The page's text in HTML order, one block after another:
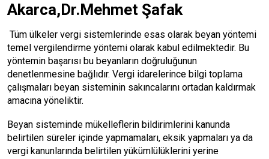
Akarca,Dr.Mehmet Şafak
Tüm ülkeler vergi sistemlerinde esas olarak beyan yöntemi
temel vergilendirme yöntemi olarak kabul edilmektedir. Bu
yöntemin başarısı bu beyanların doğruluğunun
denetlenmesine bağlıdır. Vergi idarelerince bilgi toplama
çalışmaları beyan sisteminin sakıncalarını ortadan kaldırmak
amacına yöneliktir.
Beyan sisteminde mükelleflerin bildirimlerini kanunda
belirtilen süreler içinde yapmamaları, eksik yapmaları ya da
vergi kanunlarında belirtilen yükümlülüklerini yerine